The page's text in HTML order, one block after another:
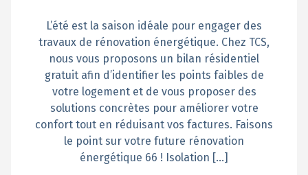
L’été est la saison idéale pour engager des
travaux de rénovation énergétique. Chez TCS,
nous vous proposons un bilan résidentiel
gratuit afin d’identifier les points faibles de
votre logement et de vous proposer des
solutions concrètes pour améliorer votre
confort tout en réduisant vos factures. Faisons
le point sur votre future rénovation
énergétique 66 ! Isolation […]